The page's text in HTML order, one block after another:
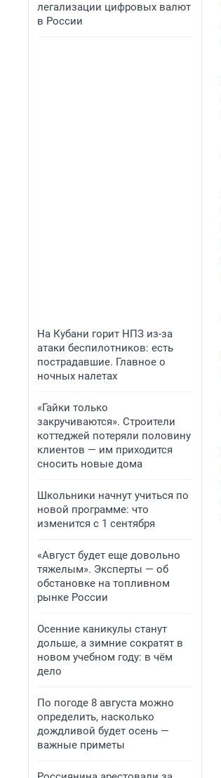
легализации цифровых валют
в России
На Кубани горит НПЗ из-за
атаки беспилотников: есть
пострадавшие. Главное о
ночных налетах
«Гайки только
закручиваются». Строители
коттеджей потеряли половину
клиентов — им приходится
сносить новые дома
Школьники начнут учиться по
новой программе: что
изменится с 1 сентября
«Август будет еще довольно
тяжелым». Эксперты — об
обстановке на топливном
рынке России
Осенние каникулы станут
дольше, а зимние сократят в
новом учебном году: в чём
дело
По погоде 8 августа можно
определить, насколько
дождливой будет осень —
важные приметы